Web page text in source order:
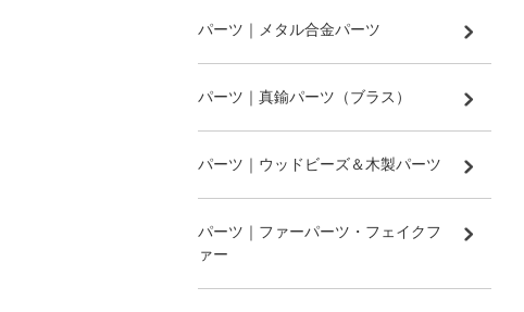
パーツ｜メタル合金パーツ
パーツ｜真鍮パーツ（ブラス）
パーツ｜ウッドビーズ＆木製パーツ
パーツ｜ファーパーツ・フェイクフ
ァー